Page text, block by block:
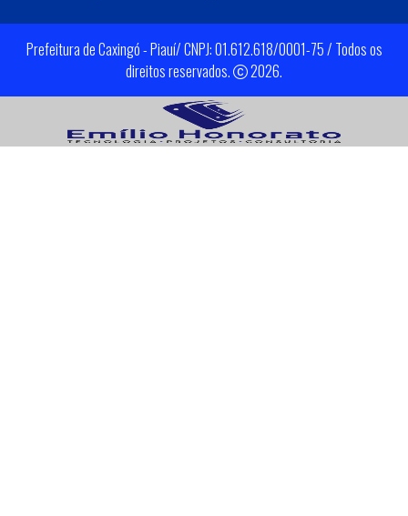
Prefeitura de Caxingó - Piauí/ CNPJ: 01.612.618/0001-75 / Todos os
direitos reservados.
2026.